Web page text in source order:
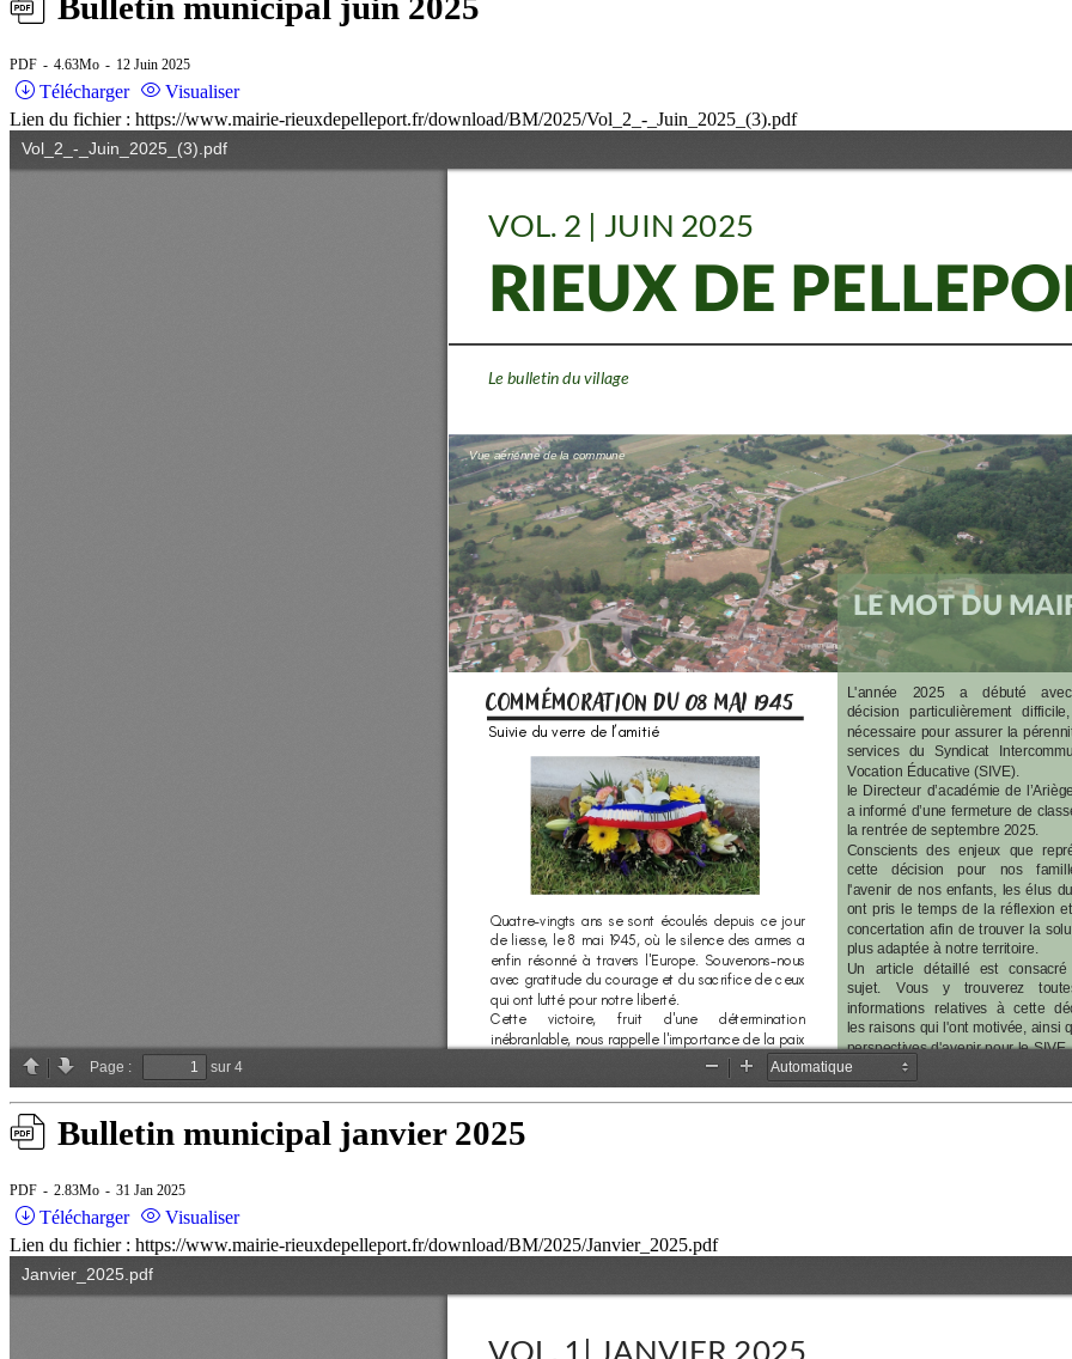
PDF 4.63Mo 12 Juin 2025
Télécharger
Visualiser
Lien du fichier : https://www.mairie-rieuxdepelleport.fr/download/BM/2025/Vol_2_-_Juin_2025_(3).pdf
Bulletin municipal janvier 2025
PDF 2.83Mo 31 Jan 2025
Télécharger
Visualiser
Lien du fichier : https://www.mairie-rieuxdepelleport.fr/download/BM/2025/Janvier_2025.pdf